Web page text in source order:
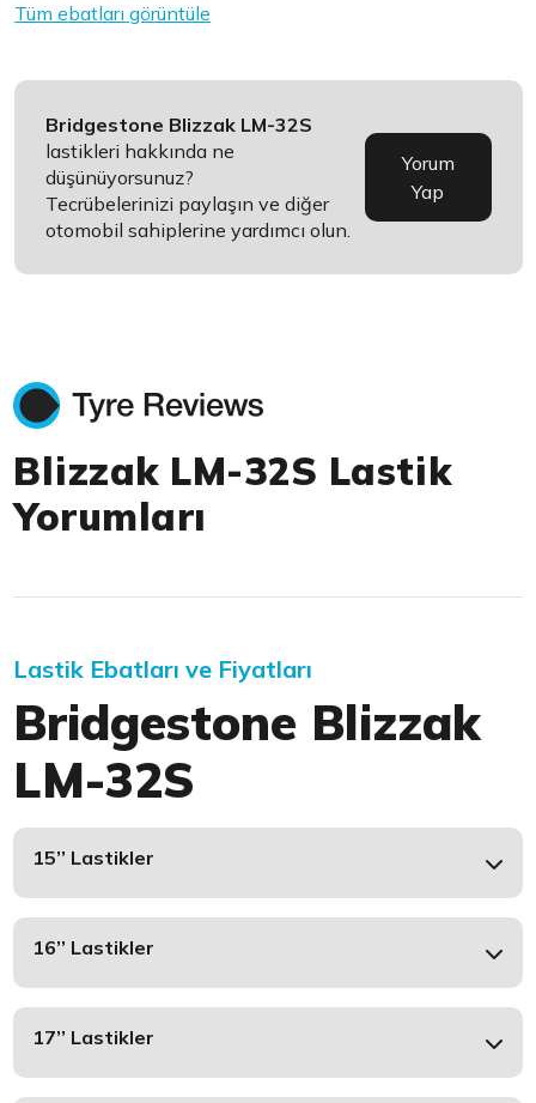
Tüm ebatları görüntüle
Bridgestone Blizzak LM-32S
lastikleri hakkında ne
düşünüyorsunuz?
Tecrübelerinizi paylaşın ve diğer
otomobil sahiplerine yardımcı olun.
Yorum
Yap
Blizzak LM-32S Lastik
Yorumları
Lastik Ebatları ve Fiyatları
Bridgestone Blizzak
LM-32S
15’’ Lastikler
16’’ Lastikler
17’’ Lastikler